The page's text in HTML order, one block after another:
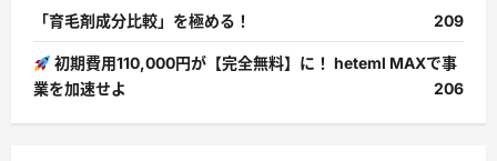
「育毛剤成分比較」を極める！ 209
初期費用110,000円が【完全無料】に！ heteml MAXで事
業を加速せよ
206